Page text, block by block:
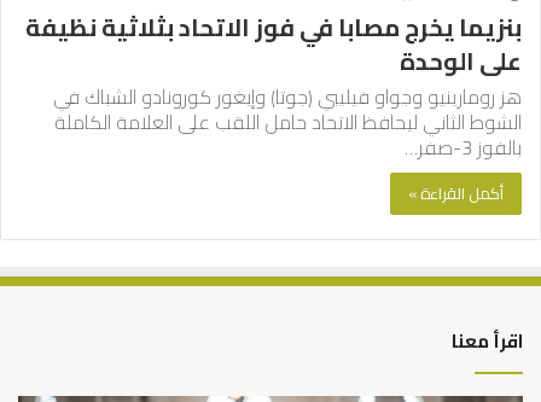
بنزيما يخرج مصابا في فوز الاتحاد بثلاثية نظيفة
على الوحدة
هز رومارينيو وجواو فيليبي (جوتا) وإيغور كورونادو الشباك في
الشوط الثاني ليحافظ الاتحاد حامل اللقب على العلامة الكاملة
بالفوز 3-صفر…
أكمل القراءة »
اقرأ معنا